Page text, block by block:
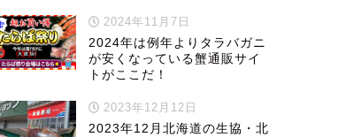
2024年11月7日
2024年は例年よりタラバガニ
が安くなっている蟹通販サイ
トがここだ！
2023年12月12日
2023年12月北海道の生協・北